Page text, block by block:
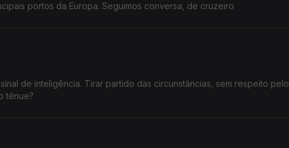
portos da Europa. Seguimos conversa, de cruzeiro
de inteligência. Tirar partido das circunstâncias, sem respeito pelo
ténue?